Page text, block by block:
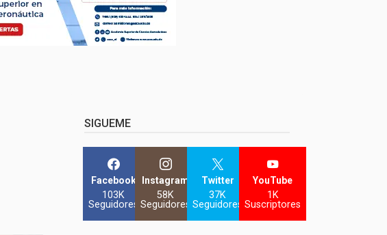
SIGUEME
Facebook
103K
Seguidores
Instagram
58K
Seguidores
Twitter
37K
Seguidores
YouTube
1K
Suscriptores